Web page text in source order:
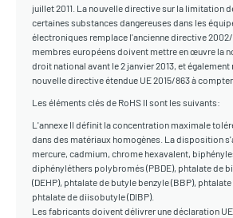
juillet 2011. La nouvelle directive sur la limitation
certaines substances dangereuses dans les
électroniques remplace l'ancienne directive
membres européens doivent mettre en œuvre la
droit national avant le 2 janvier 2013, et
nouvelle directive étendue UE 2015/863 à compter
Les éléments clés de RoHS II sont les suivants:
L'annexe II définit la concentration maximale
dans des matériaux homogènes. La disposition
mercure, cadmium, chrome hexavalent,
diphényléthers polybromés (PBDE), phtalate de
(DEHP), phtalate de butyle benzyle (BBP),
phtalate de diisobutyle (DIBP).
Les fabricants doivent délivrer une déclaration